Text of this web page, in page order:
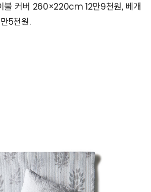
불 커버 260×220cm 12만9천원, 베개
5천원.